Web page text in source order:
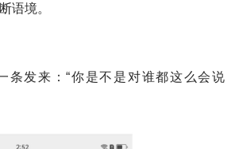
语境。
条发来：“你是不是对谁都这么会说